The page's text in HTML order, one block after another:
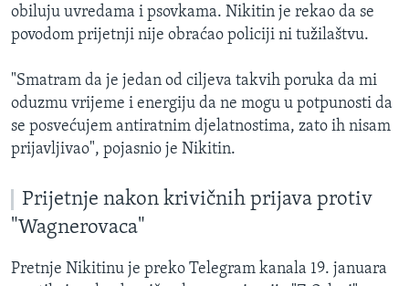
obiluju uvredama i psovkama. Nikitin je rekao da se
povodom prijetnji nije obraćao policiji ni tužilaštvu.
"Smatram da je jedan od ciljeva takvih poruka da mi
oduzmu vrijeme i energiju da ne mogu u potpunosti da
se posvećujem antiratnim djelatnostima, zato ih nisam
prijavljivao", pojasnio je Nikitin.
Prijetnje nakon krivičnih prijava protiv
"Wagnerovaca"
Pretnje Nikitinu je preko Telegram kanala 19. januara